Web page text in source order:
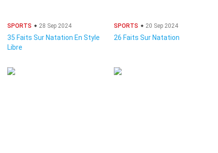
SPORTS 28 Sep 2024
35 Faits Sur Natation En Style
Libre
SPORTS 20 Sep 2024
26 Faits Sur Natation